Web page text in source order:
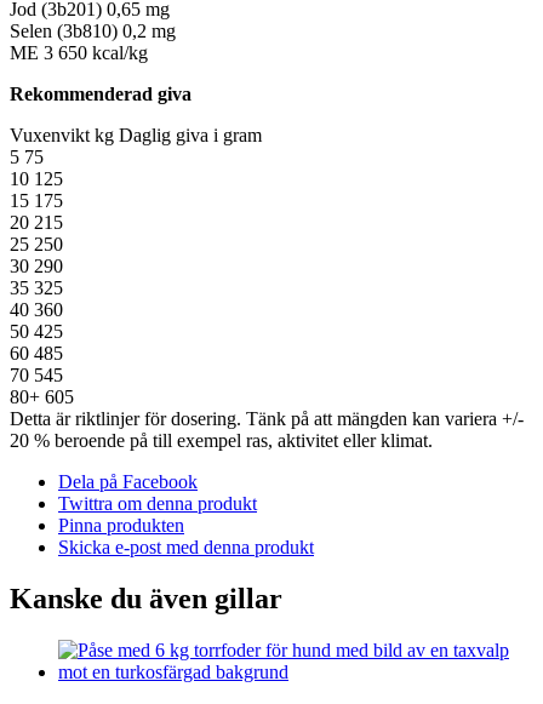
Jod (3b201) 0,65 mg
Selen (3b810) 0,2 mg
ME 3 650 kcal/kg
Rekommenderad giva
Vuxenvikt kg Daglig giva i gram
5 75
10 125
15 175
20 215
25 250
30 290
35 325
40 360
50 425
60 485
70 545
80+ 605
Detta är riktlinjer för dosering. Tänk på att mängden kan variera +/-
20 % beroende på till exempel ras, aktivitet eller klimat.
Dela på Facebook
Twittra om denna produkt
Pinna produkten
Skicka e-post med denna produkt
Kanske du även gillar